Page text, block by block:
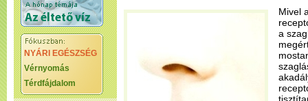
NYÁRI EGÉSZSÉG
Vérnyomás
Térdfájdalom
Mivel
a